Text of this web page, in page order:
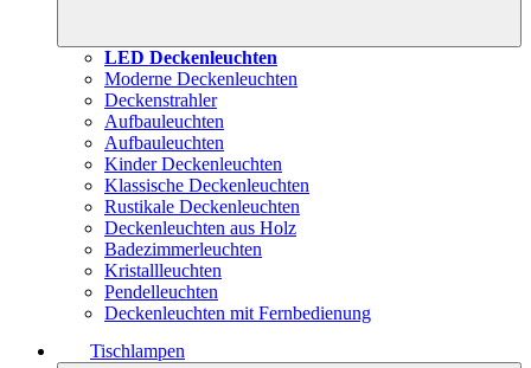
LED Deckenleuchten
Moderne Deckenleuchten
Deckenstrahler
Aufbauleuchten
Aufbauleuchten
Kinder Deckenleuchten
Klassische Deckenleuchten
Rustikale Deckenleuchten
Deckenleuchten aus Holz
Badezimmerleuchten
Kristallleuchten
Pendelleuchten
Deckenleuchten mit Fernbedienung
Tischlampen